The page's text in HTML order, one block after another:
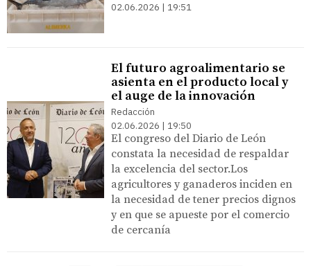
02.06.2026 | 19:51
El futuro agroalimentario se
asienta en el producto local y
el auge de la innovación
Redacción
02.06.2026 | 19:50
El congreso del Diario de León
constata la necesidad de respaldar
la excelencia del sector.Los
agricultores y ganaderos inciden en
la necesidad de tener precios dignos
y en que se apueste por el comercio
de cercanía